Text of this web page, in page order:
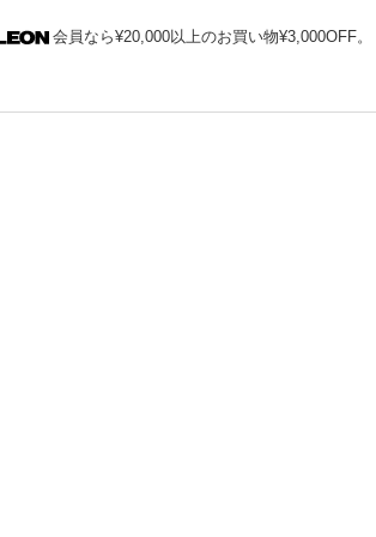
会員なら¥20,000以上のお買い物¥3,000OFF。